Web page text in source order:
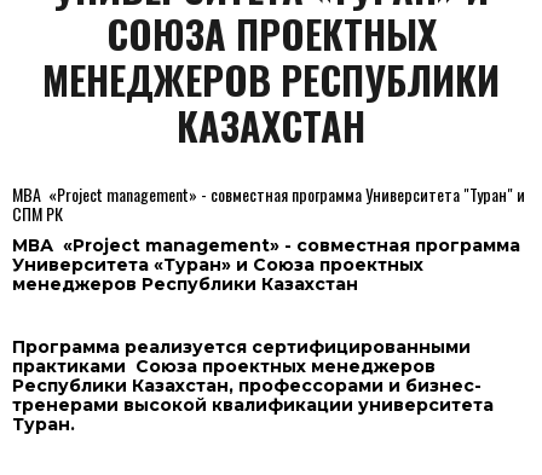
СОЮЗА ПРОЕКТНЫХ
МЕНЕДЖЕРОВ РЕСПУБЛИКИ
КАЗАХСТАН
МВА «Project management» - совместная программа Университета "Туран" и
СПМ РК
МВА «Project management» - совместная программа
Университета «Туран» и Союза проектных
менеджеров Республики Казахстан
Программа реализуется сертифицированными
практиками Союза проектных менеджеров
Республики Казахстан, профессорами и бизнес-
тренерами высокой квалификации университета
Туран.